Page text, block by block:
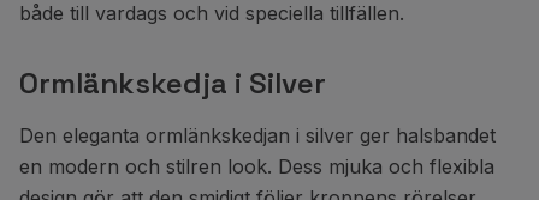
både till vardags och vid speciella tillfällen.
Ormlänkskedja i Silver
Den eleganta ormlänkskedjan i silver ger halsbandet
en modern och stilren look. Dess mjuka och flexibla